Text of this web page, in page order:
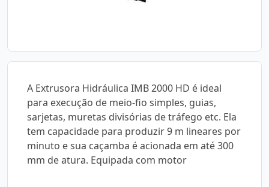
A Extrusora Hidráulica IMB 2000 HD é ideal
para execução de meio-fio simples, guias,
sarjetas, muretas divisórias de tráfego etc. Ela
tem capacidade para produzir 9 m lineares por
minuto e sua caçamba é acionada em até 300
mm de atura. Equipada com motor